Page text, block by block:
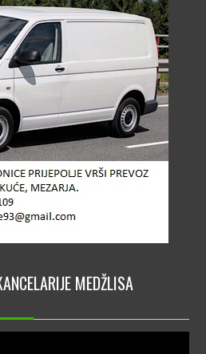
MEDŽLISA